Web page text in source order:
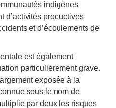
indigènes
d’activités productives
et d’écoulements de
est également
particulièrement grave.
exposée à la
sous le nom de
par deux les risques